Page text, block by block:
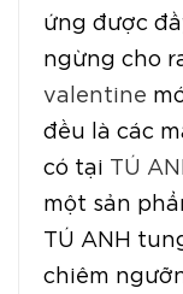
ứng được
ngừng cho
valentine
đều là các
có tại
TÚ
một sản
TÚ ANH
chiêm